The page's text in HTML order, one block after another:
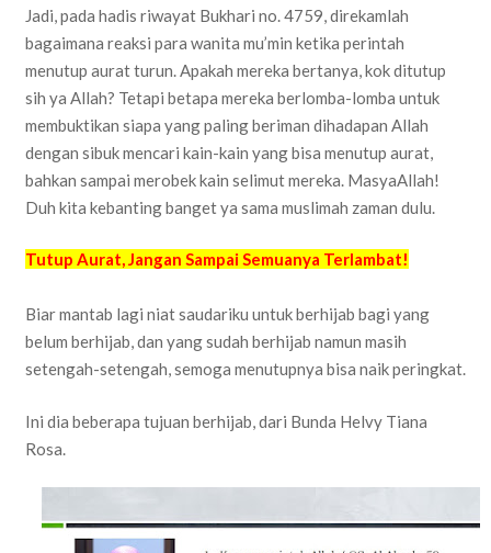
Jadi, pada hadis riwayat Bukhari no. 4759, direkamlah
bagaimana reaksi para wanita mu’min ketika perintah
menutup aurat turun. Apakah mereka bertanya, kok ditutup
sih ya Allah? Tetapi betapa mereka berlomba-lomba untuk
membuktikan siapa yang paling beriman dihadapan Allah
dengan sibuk mencari kain-kain yang bisa menutup aurat,
bahkan sampai merobek kain selimut mereka. MasyaAllah!
Duh kita kebanting banget ya sama muslimah zaman dulu.
Tutup Aurat, Jangan Sampai Semuanya Terlambat!
Biar mantab lagi niat saudariku untuk berhijab bagi yang
belum berhijab, dan yang sudah berhijab namun masih
setengah-setengah, semoga menutupnya bisa naik peringkat.
Ini dia beberapa tujuan berhijab, dari Bunda Helvy Tiana
Rosa.